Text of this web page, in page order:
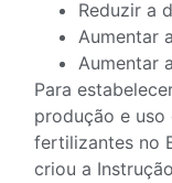
Reduzir a
Aumentar
Aumentar
Para
produção e
fertilizantes no
criou a Instrução